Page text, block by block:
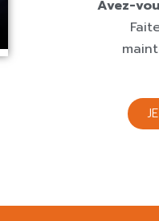
Avez-